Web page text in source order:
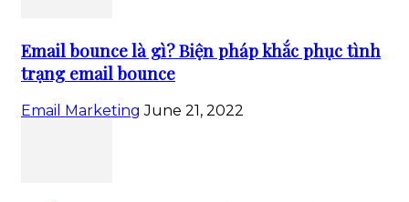
Email bounce là gì? Biện pháp khắc phục tình
trạng email bounce
Email Marketing June 21, 2022